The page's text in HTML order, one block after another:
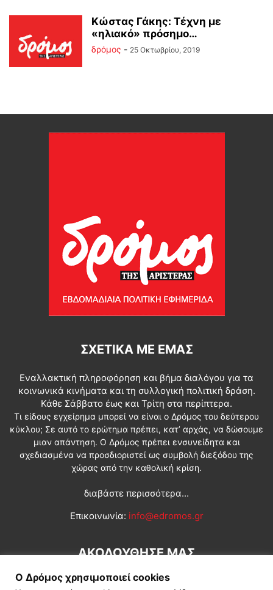
Κώστας Γάκης: Τέχνη με
«ηλιακό» πρόσημο…
δρόμος - 25 Οκτωβρίου, 2019
ΣΧΕΤΙΚΆ ΜΕ ΕΜΆΣ
Εναλλακτική πληροφόρηση και βήμα διαλόγου για τα
κοινωνικά κινήματα και τη συλλογική πολιτική δράση.
Κάθε Σάββατο έως και Τρίτη στα περίπτερα.
Τι είδους εγχείρημα μπορεί να είναι ο Δρόμος του δεύτερου
κύκλου; Σε αυτό το ερώτημα πρέπει, κατ’ αρχάς, να δώσουμε
μιαν απάντηση. Ο Δρόμος πρέπει ενσυνείδητα και
σχεδιασμένα να προσδιοριστεί ως συμβολή διεξόδου της
χώρας από την καθολική κρίση.
διαβάστε περισσότερα...
Επικοινωνία: info@edromos.gr
ΑΚΟΛΟΥΘΗΣΕ ΜΑΣ
Ο Δρόμος χρησιμοποιεί cookies